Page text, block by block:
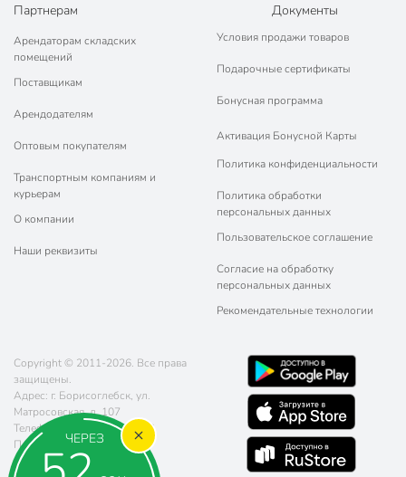
ЧЕРЕЗ
Партнерам
Арендаторам складских
помещений
Поставщикам
Арендодателям
Оптовым покупателям
Транспортным компаниям и
курьерам
О компании
Наши реквизиты
Документы
Условия продажи товаров
Подарочные сертификаты
Бонусная программа
Активация Бонусной Карты
Политика конфиденциальности
Политика обработки
персональных данных
Пользовательское соглашение
Согласие на обработку
персональных данных
Рекомендательные технологии
Copyright © 2011-2026. Все права
защищены.
Адрес: г. Борисоглебск, ул.
Матросовская, д. 107
Телефон:
8 (800) 770-77-06
Почта:
sales@poryadok.ru